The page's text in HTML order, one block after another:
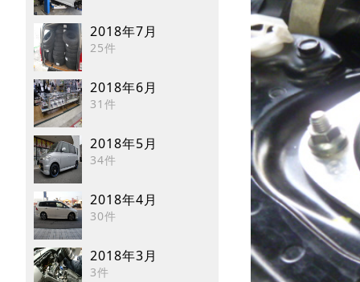
2018年7月
25件
2018年6月
31件
2018年5月
34件
2018年4月
30件
2018年3月
3件